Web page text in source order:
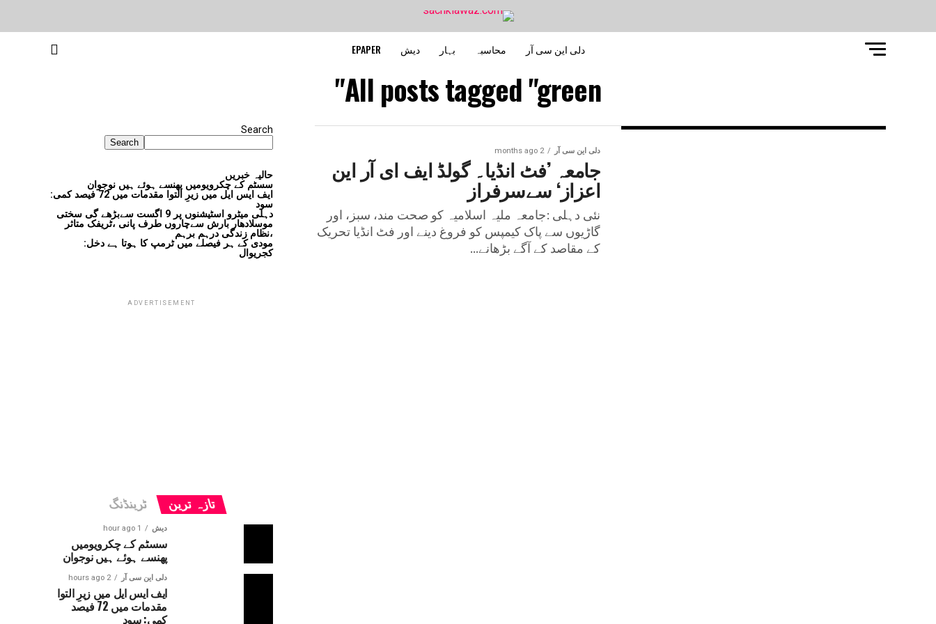
دلی این سی آر محاسبہ بہار دیش EPAPER
All posts tagged "green"
دلی این سی آر 2 months ago
جامعہ ’فٹ انڈیا۔ گولڈ ایف ای آر این
اعزاز‘ سےسرفراز
نئی دہلی :جامعہ ملیہ اسلامیہ کو صحت مند، سبز، اور
گاڑیوں سے پاک کیمپس کو فروغ دینے اور فٹ انڈیا تحریک
کے مقاصد کے آگے بڑھانے...
Search
Search
حالیہ خبریں
سسٹم کے چکرویومیں پھنسے ہوئے ہیں نوجوان
ایف ایس ایل میں زیرِ التوا مقدمات میں 72 فیصد کمی:
سود
دہلی میٹرو اسٹیشنوں پر 9 اگست سےبڑھے گی سختی
موسلادھار بارش سےچاروں طرف پانی ،ٹریفک متاثر
،نظام زندگی درہم برہم
مودی کے ہر فیصلے میں ٹرمپ کا ہوتا ہے دخل:
کجریوال
ADVERTISEMENT
تازہ ترین ٹرینڈنگ
دیش 1 hour ago
سسٹم کے چکرویومیں
پھنسے ہوئے ہیں نوجوان
دلی این سی آر 2 hours ago
ایف ایس ایل میں زیرِ التوا
مقدمات میں 72 فیصد
کمی: سود